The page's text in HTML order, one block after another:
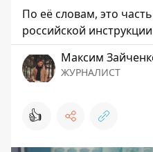
По её словам, это
российской
Максим
ЖУРНАЛИСТ
👍